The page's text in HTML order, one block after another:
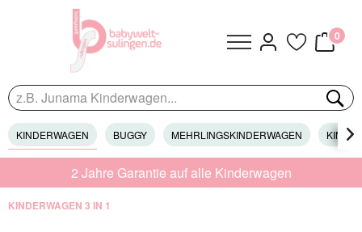
0
KINDERWAGEN BUGGY MEHRLINGSKINDERWAGEN 
2 Jahre Garantie auf alle Kinderwagen
KINDERWAGEN 3 IN 1